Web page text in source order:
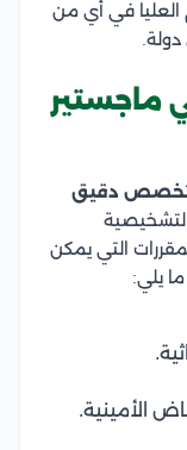
العليا في أي من
ماجستير
دقيق
التي يمكن
يلي:
الأمينية.